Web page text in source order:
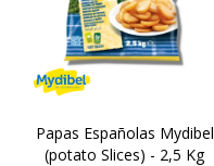
Papas Españolas Mydibel
(potato Slices) - 2,5 Kg